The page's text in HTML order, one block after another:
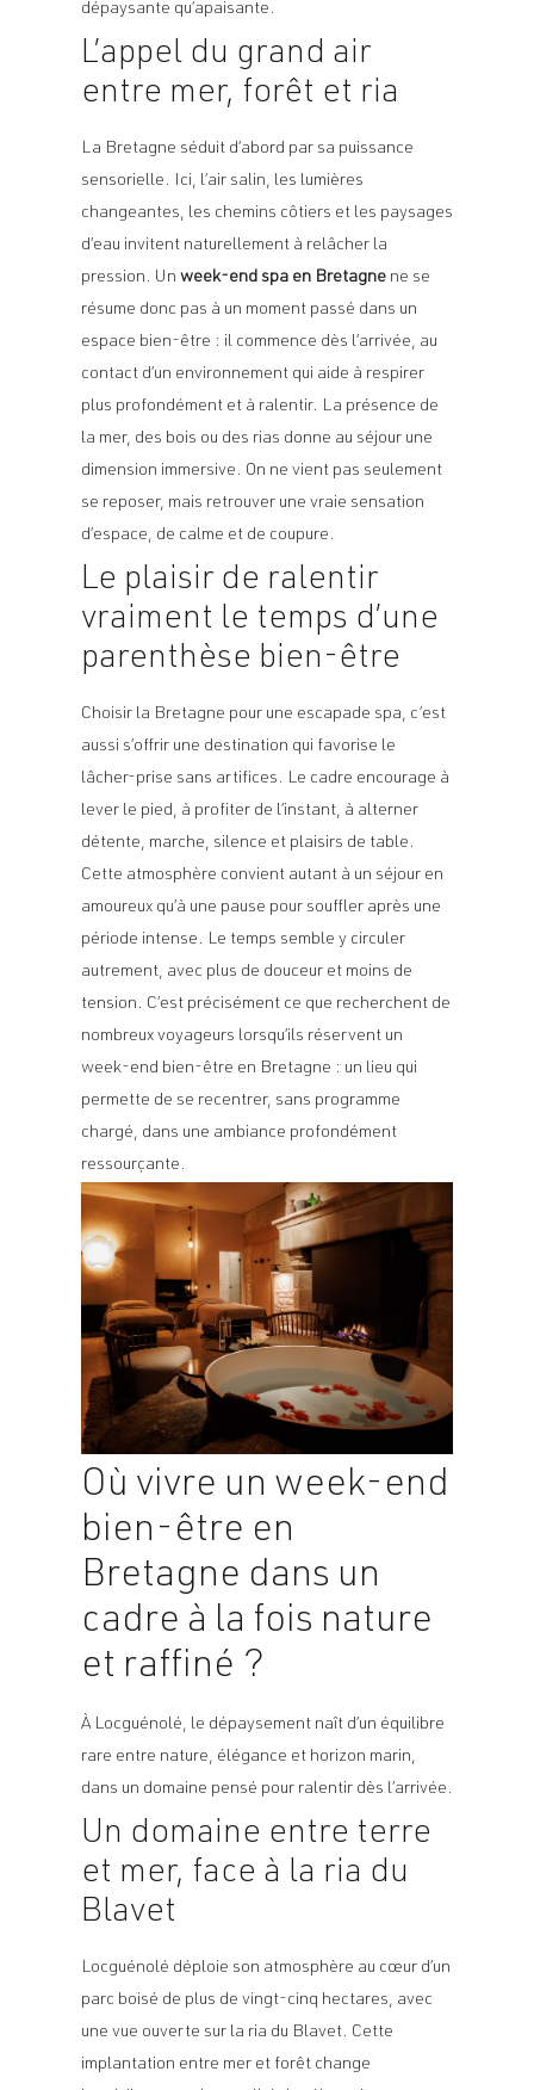
dépaysante qu’apaisante.
L’appel du grand air
entre mer, forêt et ria
La Bretagne séduit d’abord par sa puissance
sensorielle. Ici, l’air salin, les lumières
changeantes, les chemins côtiers et les paysages
d’eau invitent naturellement à relâcher la
pression. Un week-end spa en Bretagnene se
résume donc pas à un moment passé dans un
espace bien-être : il commence dès l’arrivée, au
contact d’un environnement qui aide à respirer
plus profondément et à ralentir. La présence de
la mer, des bois ou des rias donne au séjour une
dimension immersive. On ne vient pas seulement
se reposer, mais retrouver une vraie sensation
d’espace, de calme et de coupure.
Le plaisir de ralentir
vraiment le temps d’une
parenthèse bien-être
Choisir la Bretagne pour une escapade spa, c’est
aussi s’offrir une destination qui favorise le
lâcher-prise sans artifices. Le cadre encourage à
lever le pied, à profiter de l’instant, à alterner
détente, marche, silence et plaisirs de table.
Cette atmosphère convient autant à un séjour en
amoureux qu’à une pause pour souffler après une
période intense. Le temps semble y circuler
autrement, avec plus de douceur et moins de
tension. C’est précisément ce que recherchent de
nombreux voyageurs lorsqu’ils réservent un
week-end bien-être en Bretagne : un lieu qui
permette de se recentrer, sans programme
chargé, dans une ambiance profondément
ressourçante.
Où vivre un week-end
bien-être en
Bretagne dans un
cadre à la fois nature
et raffiné ?
À Locguénolé, le dépaysement naît d’un équilibre
rare entre nature, élégance et horizon marin,
dans un domaine pensé pour ralentir dès l’arrivée.
Un domaine entre terre
et mer, face à la ria du
Blavet
Locguénolé déploie son atmosphère au cœur d’un
parc boisé de plus de vingt-cinq hectares, avec
une vue ouverte sur la ria du Blavet. Cette
implantation entre mer et forêt change